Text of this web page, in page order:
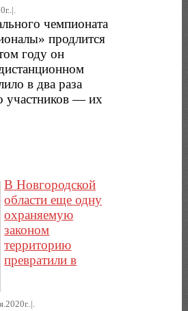
чемпионата
продлится
году он
в два раза
участников — их
В Новгородской
области еще одну
охраняемую
законом
территорию
превратили в